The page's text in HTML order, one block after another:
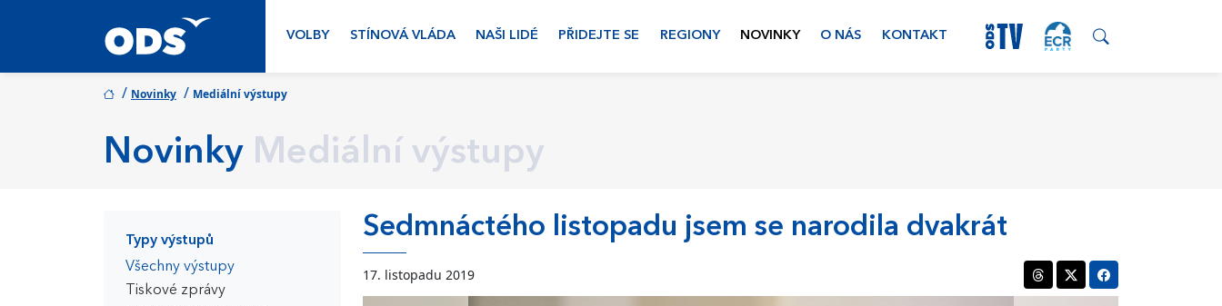
VOLBY STÍNOVÁ VLÁDA NAŠI LIDÉ PŘIDEJTE SE REGIONY NOVINKY O NÁS KONTAKT
/ Novinky / Mediální výstupy
Novinky Mediální výstupy
Typy výstupů
Všechny výstupy
Tiskové zprávy
Sedmnáctého listopadu jsem se narodila dvakrát
17. listopadu 2019